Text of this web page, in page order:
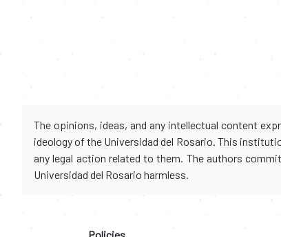
The opinions, ideas, and any intellectual content
ideology of the Universidad del Rosario. This
any legal action related to them. The authors
Universidad del Rosario harmless.